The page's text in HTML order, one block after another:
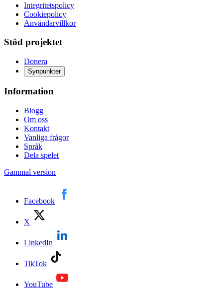
Integritetspolicy
Cookiepolicy
Användarvillkor
Stöd projektet
Donera
Synpunkter
Information
Blogg
Om oss
Kontakt
Vanliga frågor
Språk
Dela spelet
Gammal version
Facebook
X
LinkedIn
TikTok
YouTube